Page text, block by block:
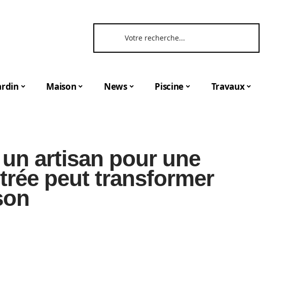
Maison News Piscine Travaux
artisan pour une
peut transformer